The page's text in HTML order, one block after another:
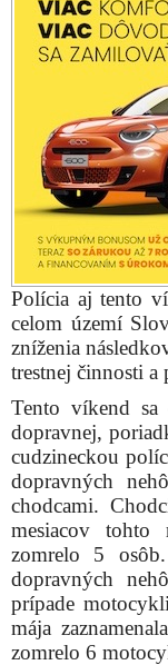
Polícia aj tento
celom území
zníženia
trestnej činnosti
Tento víkend
dopravnej,
cudzineckou
dopravných
chodcami.
mesiacov
zomrelo 5
dopravných
prípade
mája
zomrelo 6